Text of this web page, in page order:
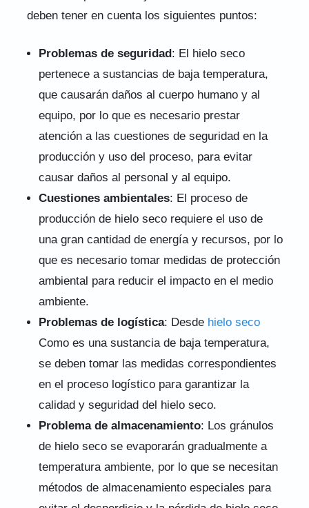
deben tener en cuenta los siguientes puntos:
Problemas de seguridad : El hielo seco
pertenece a sustancias de baja temperatura,
que causarán daños al cuerpo humano y al
equipo, por lo que es necesario prestar
atención a las cuestiones de seguridad en la
producción y uso del proceso, para evitar
causar daños al personal y al equipo.
Cuestiones ambientales: El proceso de
producción de hielo seco requiere el uso de
una gran cantidad de energía y recursos, por lo
que es necesario tomar medidas de protección
ambiental para reducir el impacto en el medio
ambiente.
Problemas de logística: Desde hielo seco
Como es una sustancia de baja temperatura,
se deben tomar las medidas correspondientes
en el proceso logístico para garantizar la
calidad y seguridad del hielo seco.
Problema de almacenamiento: Los gránulos
de hielo seco se evaporarán gradualmente a
temperatura ambiente, por lo que se necesitan
métodos de almacenamiento especiales para